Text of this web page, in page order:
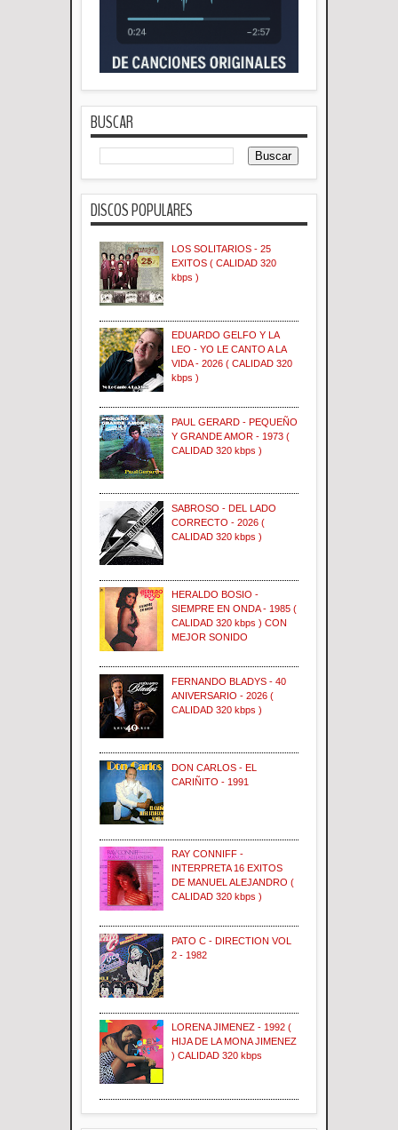
BUSCAR
DISCOS POPULARES
LOS SOLITARIOS - 25
EXITOS ( CALIDAD 320
kbps )
EDUARDO GELFO Y LA
LEO - YO LE CANTO A LA
VIDA - 2026 ( CALIDAD 320
kbps )
PAUL GERARD - PEQUEÑO
Y GRANDE AMOR - 1973 (
CALIDAD 320 kbps )
SABROSO - DEL LADO
CORRECTO - 2026 (
CALIDAD 320 kbps )
HERALDO BOSIO -
SIEMPRE EN ONDA - 1985 (
CALIDAD 320 kbps ) CON
MEJOR SONIDO
FERNANDO BLADYS - 40
ANIVERSARIO - 2026 (
CALIDAD 320 kbps )
DON CARLOS - EL
CARIÑITO - 1991
RAY CONNIFF -
INTERPRETA 16 EXITOS
DE MANUEL ALEJANDRO (
CALIDAD 320 kbps )
PATO C - DIRECTION VOL
2 - 1982
LORENA JIMENEZ - 1992 (
HIJA DE LA MONA JIMENEZ
) CALIDAD 320 kbps